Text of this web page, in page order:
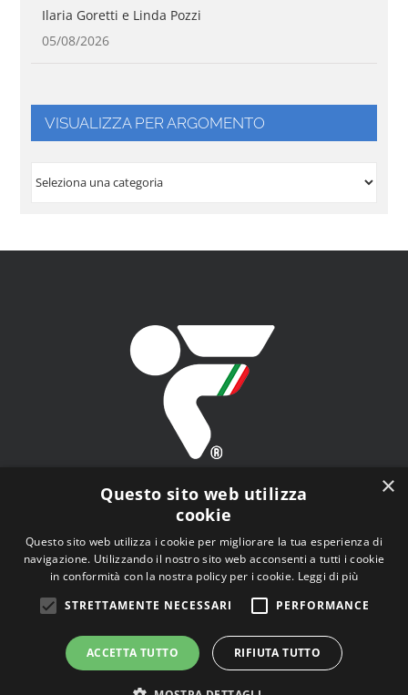
Ilaria Goretti e Linda Pozzi
05/08/2026
VISUALIZZA PER ARGOMENTO
FITAV - Federazione Italiana Tiro a Volo - Viale Tiziano
n.74, 00196 Roma (RM)
×
Questo sito web utilizza
cookie
Questo sito web utilizza i cookie per migliorare la tua esperienza di
navigazione. Utilizzando il nostro sito web acconsenti a tutti i cookie
in conformità con la nostra policy per i cookie. Leggi di più
STRETTAMENTE NECESSARI
PERFORMANCE
ACCETTA TUTTO RIFIUTA TUTTO